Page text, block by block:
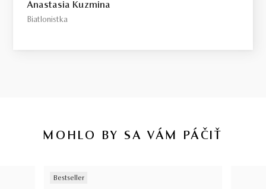
Anastasia Kuzmina
Biatlonistka
MOHLO BY SA VÁM PÁČIŤ
Bestseller